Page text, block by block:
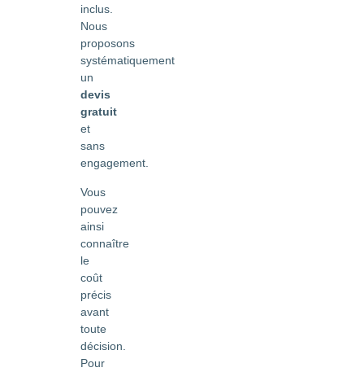
inclus.
Nous
proposons
systématiquement
un
devis
gratuit
et
sans
engagement.
Vous
pouvez
ainsi
connaître
le
coût
précis
avant
toute
décision.
Pour